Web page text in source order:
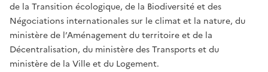
de la Transition écologique, de la Biodiversité et des
Négociations internationales sur le climat et la nature, du
ministère de l’Aménagement du territoire et de la
Décentralisation, du ministère des Transports et du
ministère de la Ville et du Logement.